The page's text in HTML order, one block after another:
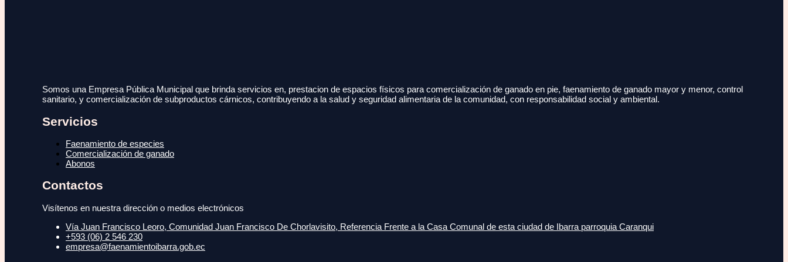
Somos una Empresa Pública Municipal que brinda servicios en, prestacion de espacios físicos para comercialización de ganado en pie, faenamiento de ganado mayor y menor, control
sanitario, y comercialización de subproductos cárnicos, contribuyendo a la salud y seguridad alimentaria de la comunidad, con responsabilidad social y ambiental.
Servicios
Faenamiento de especies
Comercialización de ganado
Abonos
Contactos
Visítenos en nuestra dirección o medios electrónicos
Vía Juan Francisco Leoro, Comunidad Juan Francisco De Chorlavisito, Referencia Frente a la Casa Comunal de esta ciudad de Ibarra parroquia Caranqui
+593 (06) 2 546 230
empresa@faenamientoibarra.gob.ec